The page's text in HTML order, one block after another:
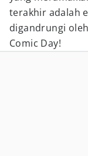
terakhir adalah
digandrungi
Comic Day!